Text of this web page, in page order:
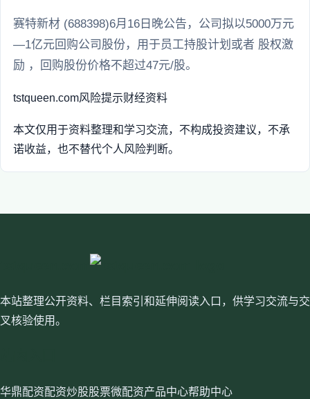
赛特新材 (688398)6月16日晚公告，公司拟以5000万元
—1亿元回购公司股份，用于员工持股计划或者 股权激
励 ，回购股份价格不超过47元/股。
tstqueen.com风险提示财经资料
本文仅用于资料整理和学习交流，不构成投资建议，不承
诺收益，也不替代个人风险判断。
本站整理公开资料、栏目索引和延伸阅读入口，供学习交流与交
叉核验使用。
华鼎配资配资炒股股票微配资产品中心帮助中心